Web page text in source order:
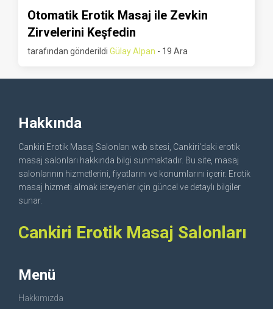
Otomatik Erotik Masaj ile Zevkin
Zirvelerini Keşfedin
tarafından gönderildi Gülay Alpan - 19 Ara
Hakkında
Cankiri Erotik Masaj Salonları web sitesi, Cankiri'daki erotik
masaj salonları hakkında bilgi sunmaktadır. Bu site, masaj
salonlarının hizmetlerini, fiyatlarını ve konumlarını içerir. Erotik
masaj hizmeti almak isteyenler için güncel ve detaylı bilgiler
sunar.
Cankiri Erotik Masaj Salonları
Menü
Hakkımızda